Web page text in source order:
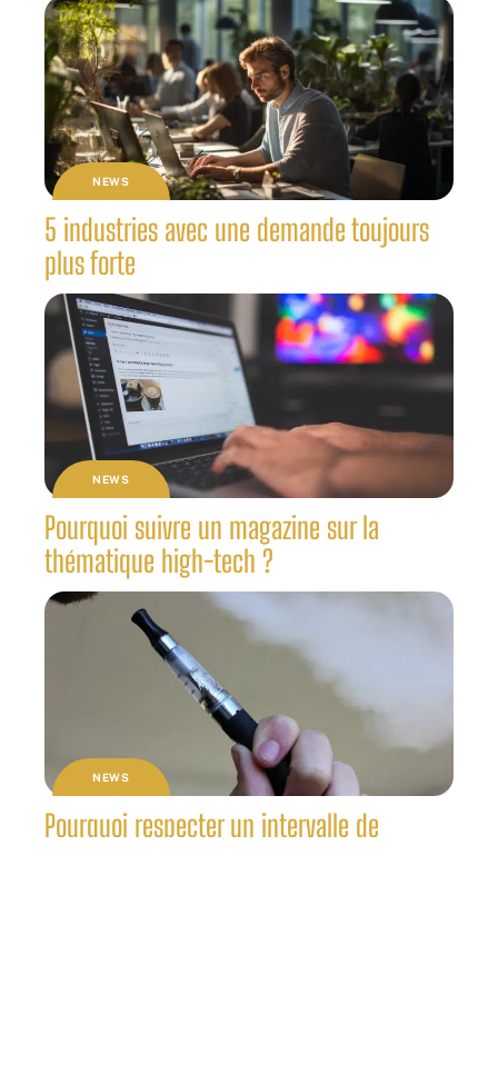
NEWS
5 industries avec une demande toujours
plus forte
NEWS
Pourquoi suivre un magazine sur la
thématique high-tech ?
NEWS
Pourquoi respecter un intervalle de